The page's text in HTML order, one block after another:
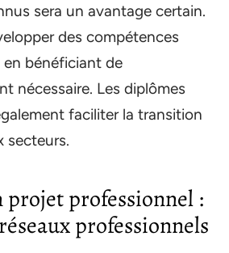
sera un avantage certain.
des compétences
bénéficiant de
nécessaire. Les diplômes
faciliter la transition
secteurs.
projet professionnel :
professionnels